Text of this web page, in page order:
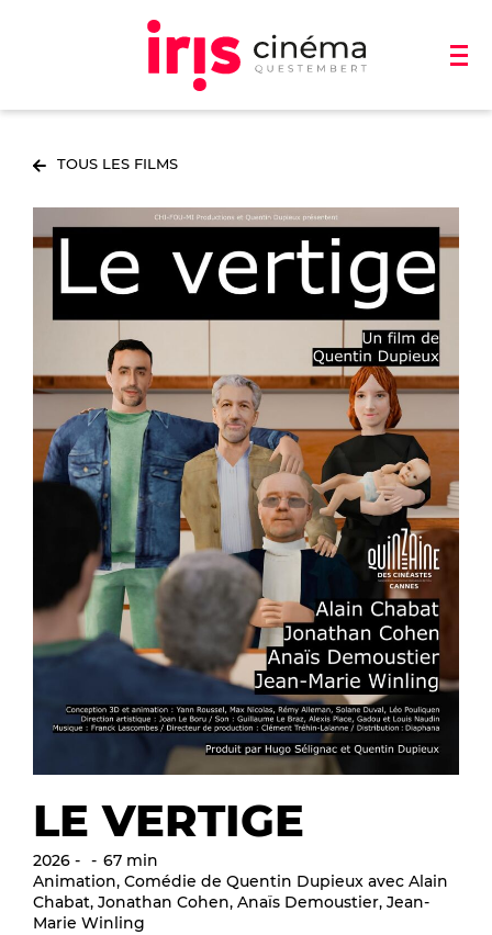
TOUS LES FILMS
LE VERTIGE
2026
67 min
Animation, Comédie de Quentin Dupieux avec Alain
Chabat, Jonathan Cohen, Anaïs Demoustier, Jean-
Marie Winling